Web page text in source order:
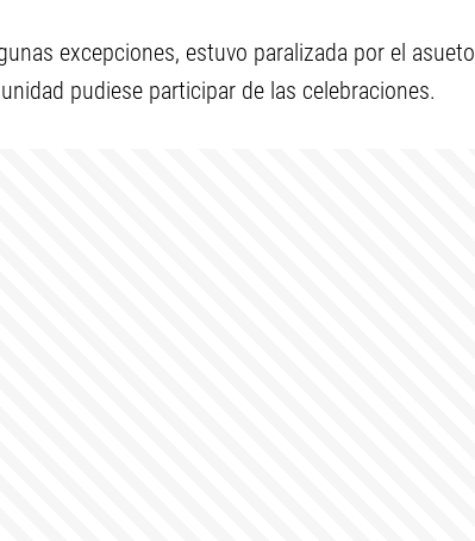
excepciones, estuvo paralizada por el asueto
pudiese participar de las celebraciones.